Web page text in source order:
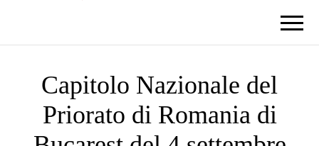
Capitolo Nazionale del
Priorato di Romania di